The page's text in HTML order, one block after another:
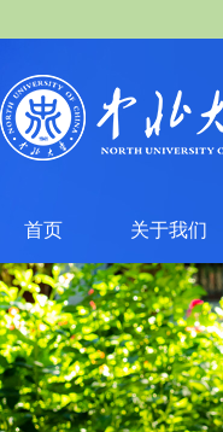
首页 关于我们